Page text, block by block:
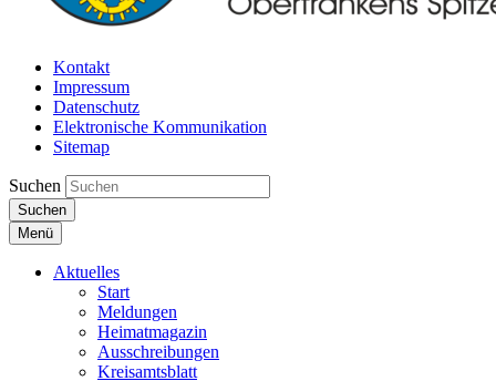
Kontakt
Impressum
Datenschutz
Elektronische Kommunikation
Sitemap
Suchen
Suchen
Menü
Aktuelles
Start
Meldungen
Heimatmagazin
Ausschreibungen
Kreisamtsblatt